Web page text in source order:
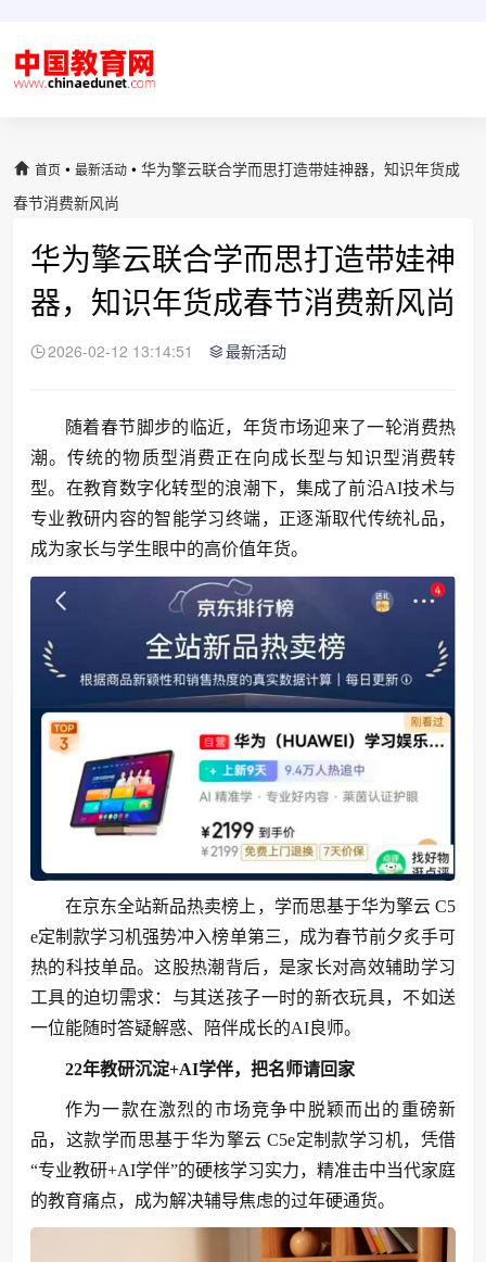
首页 • 最新活动 • 华为擎云联合学而思打造带娃神器，知识年货成
春节消费新风尚
华为擎云联合学而思打造带娃神
器，知识年货成春节消费新风尚
2026-02-12 13:14:51 最新活动
随着春节脚步的临近，年货市场迎来了一轮消费热
潮。传统的物质型消费正在向成长型与知识型消费转
型。在教育数字化转型的浪潮下，集成了前沿AI技术与
专业教研内容的智能学习终端，正逐渐取代传统礼品，
成为家长与学生眼中的高价值年货。
在京东全站新品热卖榜上，学而思基于华为擎云 C5
e定制款学习机强势冲入榜单第三，成为春节前夕炙手可
热的科技单品。这股热潮背后，是家长对高效辅助学习
工具的迫切需求：与其送孩子一时的新衣玩具，不如送
一位能随时答疑解惑、陪伴成长的AI良师。
22年教研沉淀+AI学伴，把名师请回家
作为一款在激烈的市场竞争中脱颖而出的重磅新
品，这款学而思基于华为擎云 C5e定制款学习机，凭借
“专业教研+AI学伴”的硬核学习实力，精准击中当代家庭
的教育痛点，成为解决辅导焦虑的过年硬通货。